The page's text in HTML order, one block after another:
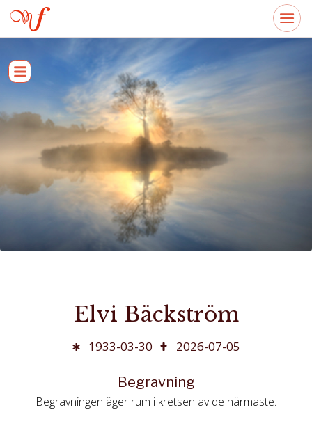
Elvi Bäckström
1933-03-30 2026-07-05
Begravning
Begravningen äger rum i kretsen av de närmaste.